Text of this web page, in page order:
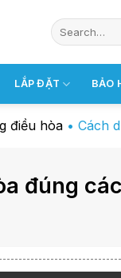
LẮP ĐẶT BẢO
điều hòa • Cách
đúng